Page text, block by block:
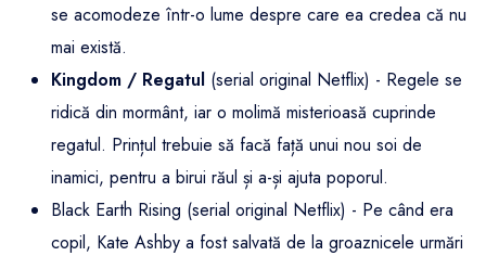
se acomodeze într-o lume despre care ea credea că nu
mai există.
Kingdom / Regatul (serial original Netflix) - Regele se
ridică din mormânt, iar o molimă misterioasă cuprinde
regatul. Prințul trebuie să facă față unui nou soi de
inamici, pentru a birui răul și a-și ajuta poporul.
Black Earth Rising (serial original Netflix) - Pe când era
copil, Kate Ashby a fost salvată de la groaznicele urmări